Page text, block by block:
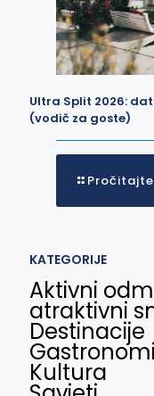
Ultra Split 2026:
(vodič za goste)
KATEGORIJE
Aktivni
atraktivni
Destinacije
Kultura